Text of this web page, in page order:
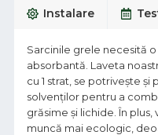
Instalare
Sarcinile grele necesită
absorbantă. Laveta
cu 1 strat, se potrivește
solvenților pentru a
grăsime și lichide. În
muncă mai ecologic,